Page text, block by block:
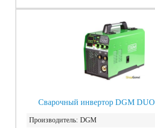
Сварочный инвертор DGM
Производитель: DGM